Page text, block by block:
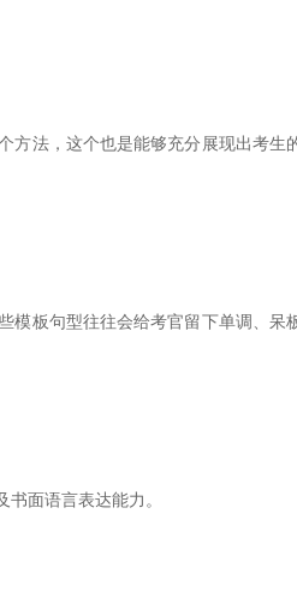
方法，这个也是能够充分展现出考生
模板句型往往会给考官留下单调、呆
面语言表达能力。